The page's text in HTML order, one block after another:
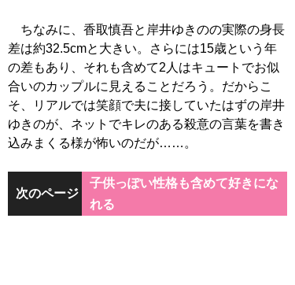
ちなみに、香取慎吾と岸井ゆきのの実際の身長
差は約32.5cmと大きい。さらには15歳という年
の差もあり、それも含めて2人はキュートでお似
合いのカップルに見えることだろう。だからこ
そ、リアルでは笑顔で夫に接していたはずの岸井
ゆきのが、ネットでキレのある殺意の言葉を書き
込みまくる様が怖いのだが……。
次のページ
子供っぽい性格も含めて好きにな
れる